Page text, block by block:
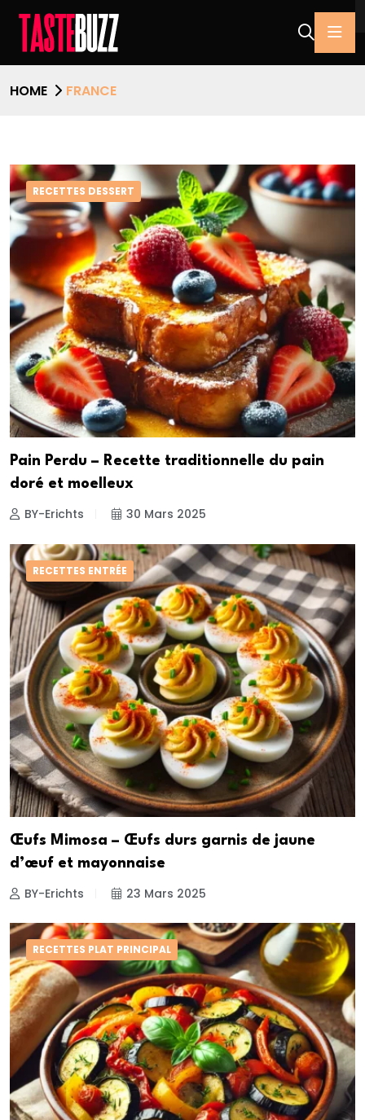
HOME FRANCE
RECETTES DESSERT
Pain Perdu – Recette traditionnelle du pain
doré et moelleux
BY-Erichts 30 Mars 2025
RECETTES ENTRÉE
Œufs Mimosa – Œufs durs garnis de jaune
d’œuf et mayonnaise
BY-Erichts 23 Mars 2025
RECETTES PLAT PRINCIPAL